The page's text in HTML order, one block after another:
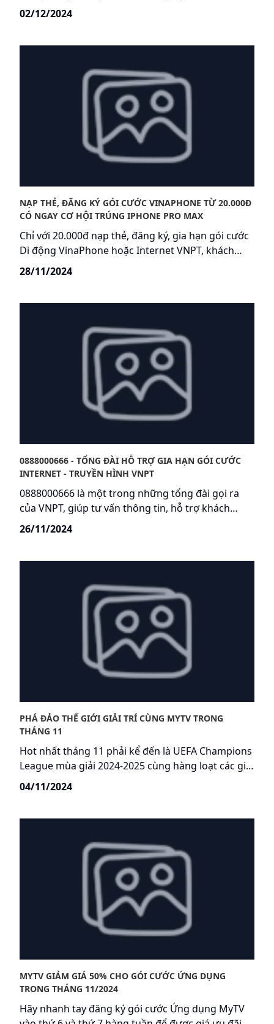
thức triển khai mạng 5G siêu tốc trên toàn địa bàn
phát triển kinh tế, giáo dục, giải trí và giao tiếp.
02/12/2024
NẠP THẺ, ĐĂNG KÝ GÓI CƯỚC VINAPHONE TỪ 20.000Đ
CÓ NGAY CƠ HỘI TRÚNG IPHONE PRO MAX
Chỉ với 20.000đ nạp thẻ, đăng ký, gia hạn gói cước
Di động VinaPhone hoặc Internet VNPT, khách
hàng sẽ có ngay cơ hội trúng iPhone 16 Pro Max,
28/11/2024
0888000666 - TỔNG ĐÀI HỖ TRỢ GIA HẠN GÓI CƯỚC
INTERNET - TRUYỀN HÌNH VNPT
0888000666 là một trong những tổng đài gọi ra
của VNPT, giúp tư vấn thông tin, hỗ trợ khách
hàng gia hạn các gói cước Internet - Truyền hình.
cầu. Khách hàng cũng sẽ được tổng đài viên hỗ trợ
gia hạn gói cước, chọn lựa chu kỳ và nhận các ưu
đãi hiện hành mà không cần phải ra Điểm giao
26/11/2024
PHÁ ĐẢO THẾ GIỚI GIẢI TRÍ CÙNG MYTV TRONG
THÁNG 11
Hot nhất tháng 11 phải kể đến là UEFA Champions
League mùa giải 2024-2025 cùng hàng loạt các giải
đấu cấp Câu lạc bộ do UEFA tổ chức bao gồm:
04/11/2024
MYTV GIẢM GIÁ 50% CHO GÓI CƯỚC ỨNG DỤNG
TRONG THÁNG 11/2024
Hãy nhanh tay đăng ký gói cước Ứng dụng MyTV